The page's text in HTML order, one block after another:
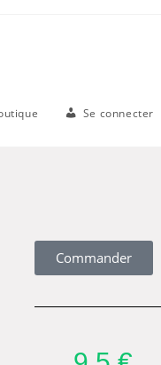
Se connecter
Commander